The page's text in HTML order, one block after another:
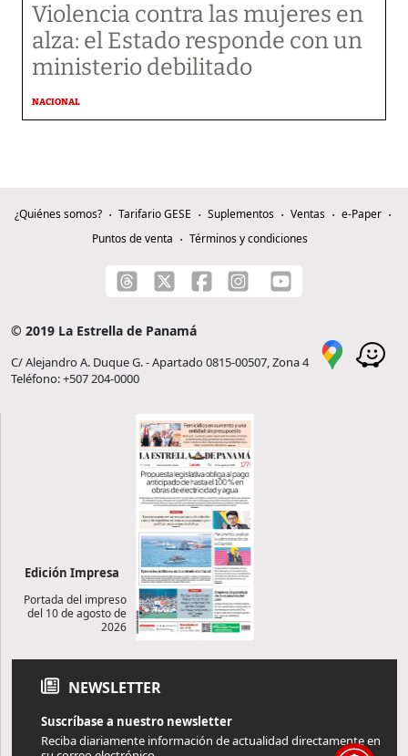
Violencia contra las mujeres en
alza: el Estado responde con un
ministerio debilitado
NACIONAL
¿Quiénes somos? Tarifario GESE Suplementos Ventas
e-Paper
Puntos de venta
Términos y condiciones
© 2019 La Estrella de Panamá
C/ Alejandro A. Duque G. - Apartado 0815-00507, Zona 4
Teléfono: +507 204-0000
Edición Impresa
Portada del impreso
del 10 de agosto de
2026
NEWSLETTER
Suscríbase a nuestro newsletter
Reciba diariamente información de actualidad directamente en